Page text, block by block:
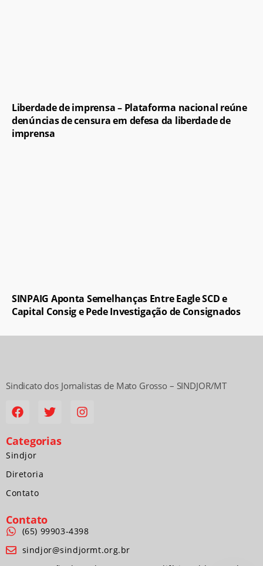
Liberdade de imprensa – Plataforma nacional reúne
denúncias de censura em defesa da liberdade de
imprensa
SINPAIG Aponta Semelhanças Entre Eagle SCD e
Capital Consig e Pede Investigação de Consignados
Sindicato dos Jornalistas de Mato Grosso – SINDJOR/MT
Categorias
Sindjor
Diretoria
Contato
Contato
(65) 99903-4398
sindjor@sindjormt.org.br